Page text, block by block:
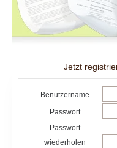
Jetzt
Benutzername
Passwort
Passwort
wiederholen